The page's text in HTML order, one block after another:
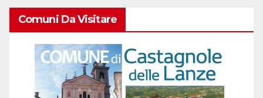
Comuni Da Visitare